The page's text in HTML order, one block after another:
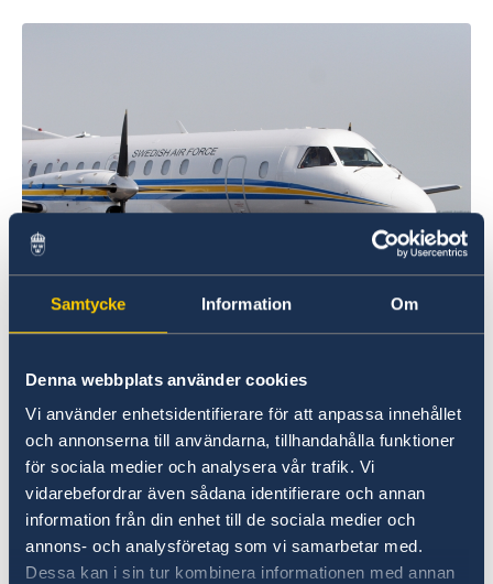
Samtycke Information Om
Denna webbplats använder cookies
Vi använder enhetsidentifierare för att anpassa innehållet
och annonserna till användarna, tillhandahålla funktioner
för sociala medier och analysera vår trafik. Vi
vidarebefordrar även sådana identifierare och annan
information från din enhet till de sociala medier och
annons- och analysföretag som vi samarbetar med.
Dessa kan i sin tur kombinera informationen med annan
Photo: OSCE, A Saab-340B aircraft on the tarmac
Slovakia, 28 May 2008, under the Open Skies Treaty.
Avtalet
är ett av de mest vidsträckta och syftar genom
reglering av observationsflygningar till att öka ömsesidig
förståelse och transparens mellan stater. Med hjälp av
observationsflygningarna håller sig avtalsländerna
uppdaterade om varandras militära utveckling, vilket